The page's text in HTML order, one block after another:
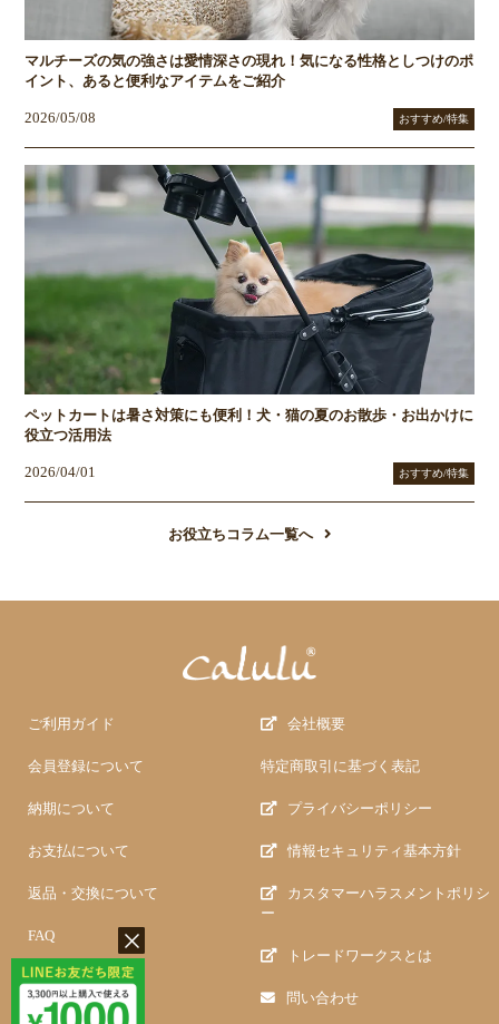
マルチーズの気の強さは愛情深さの現れ！気になる性格としつけのポ
イント、あると便利なアイテムをご紹介
2026/05/08 おすすめ/特集
ペットカートは暑さ対策にも便利！犬・猫の夏のお散歩・お出かけに
役立つ活用法
2026/04/01 おすすめ/特集
お役立ちコラム一覧へ
ご利用ガイド
会員登録について
納期について
お支払について
返品・交換について
FAQ
会社概要
特定商取引に基づく表記
プライバシーポリシー
情報セキュリティ基本方針
カスタマーハラスメントポリシ
ー
トレードワークスとは
問い合わせ